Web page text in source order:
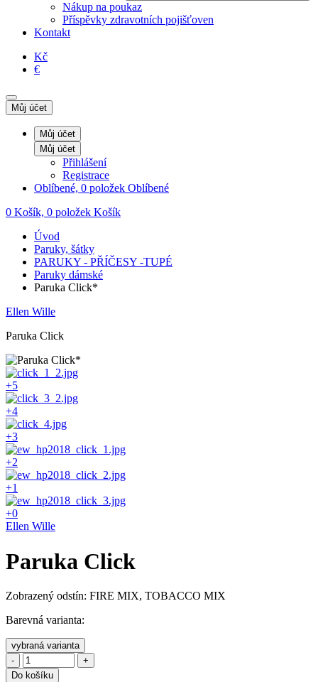
Nákup na poukaz
Příspěvky zdravotních pojišťoven
Kontakt
Kč
€
Můj účet
Můj účet
Můj účet
Přihlášení
Registrace
Oblíbené, 0 položek Oblíbené
0 Košík, 0 položek Košík
Úvod
Paruky, šátky
PARUKY - PŘÍČESY -TUPÉ
Paruky dámské
Paruka Click*
Ellen Wille
Paruka Click
+5
+4
+3
+2
+1
+0
Ellen Wille
Paruka Click
Zobrazený odstín: FIRE MIX, TOBACCO MIX
Barevná varianta:
vybraná varianta
-
+
Do košíku